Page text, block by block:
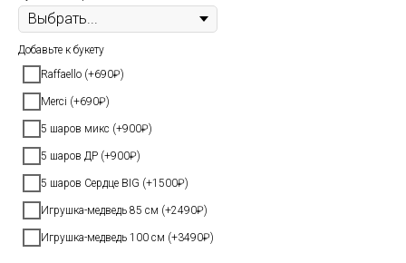
Добавьте к букету
Raffaello (+690₽)
Merci (+690₽)
5 шаров микс (+900₽)
5 шаров ДР (+900₽)
5 шаров Сердце BIG (+1500₽)
Игрушка-медведь 85 см (+2490₽)
Игрушка-медведь 100 см (+3490₽)